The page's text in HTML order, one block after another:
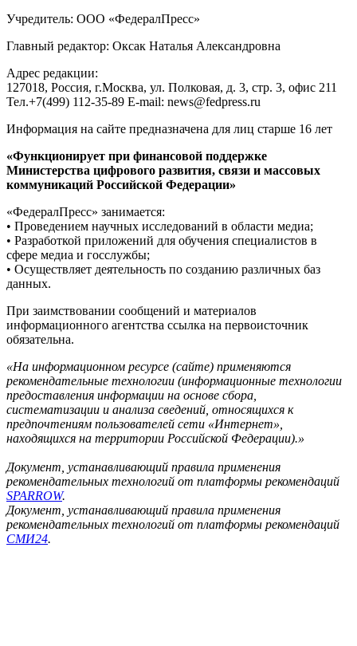
Учредитель: ООО «ФедералПресс»
Главный редактор: Оксак Наталья Александровна
Адрес редакции:
127018, Россия, г.Москва, ул. Полковая, д. 3, стр. 3, офис 211
Тел.+7(499) 112-35-89 E-mail: news@fedpress.ru
Информация на сайте предназначена для лиц старше 16 лет
«Функционирует при финансовой поддержке
Министерства цифрового развития, связи и массовых
коммуникаций Российской Федерации»
«ФедералПресс» занимается:
• Проведением научных исследований в области медиа;
• Разработкой приложений для обучения специалистов в
сфере медиа и госслужбы;
• Осуществляет деятельность по созданию различных баз
данных.
При заимствовании сообщений и материалов
информационного агентства ссылка на первоисточник
обязательна.
«На информационном ресурсе (сайте) применяются
рекомендательные технологии (информационные технологии
предоставления информации на основе сбора,
систематизации и анализа сведений, относящихся к
предпочтениям пользователей сети «Интернет»,
находящихся на территории Российской Федерации).»
Документ, устанавливающий правила применения
рекомендательных технологий от платформы рекомендаций
SPARROW.
Документ, устанавливающий правила применения
рекомендательных технологий от платформы рекомендаций
СМИ24.